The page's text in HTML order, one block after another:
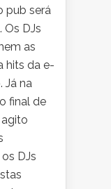
pub será
Os DJs
as
hits da e-
Já na
final de
DJs